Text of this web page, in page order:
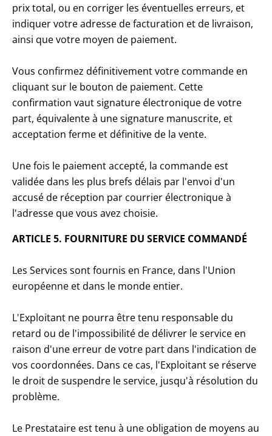
prix total, ou en corriger les éventuelles erreurs, et
indiquer votre adresse de facturation et de livraison,
ainsi que votre moyen de paiement.
Vous confirmez définitivement votre commande en
cliquant sur le bouton de paiement. Cette
confirmation vaut signature électronique de votre
part, équivalente à une signature manuscrite, et
acceptation ferme et définitive de la vente.
Une fois le paiement accepté, la commande est
validée dans les plus brefs délais par l'envoi d'un
accusé de réception par courrier électronique à
l'adresse que vous avez choisie.
ARTICLE 5. FOURNITURE DU SERVICE COMMANDÉ
Les Services sont fournis en France, dans l'Union
européenne et dans le monde entier.
L'Exploitant ne pourra être tenu responsable du
retard ou de l'impossibilité de délivrer le service en
raison d'une erreur de votre part dans l'indication de
vos coordonnées. Dans ce cas, l'Exploitant se réserve
le droit de suspendre le service, jusqu'à résolution du
problème.
Le Prestataire est tenu à une obligation de moyens au